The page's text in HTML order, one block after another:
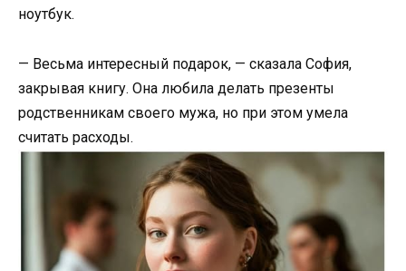
ноутбук.
— Весьма интересный подарок, — сказала София,
закрывая книгу. Она любила делать презенты
родственникам своего мужа, но при этом умела
считать расходы.